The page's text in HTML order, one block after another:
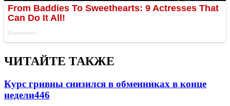
ЧИТАЙТЕ ТАКЖЕ
Курс гривны снизился в обменниках в конце
недели446